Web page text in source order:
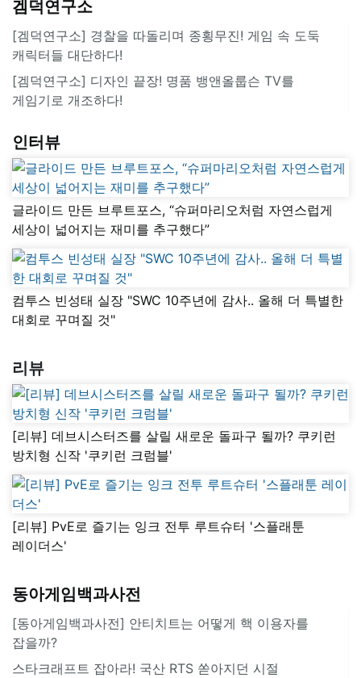
겜덕연구소
[겜덕연구소] 경찰을 따돌리며 종횡무진! 게임 속 도둑
캐릭터들 대단하다!
[겜덕연구소] 디자인 끝장! 명품 뱅앤올룹슨 TV를
게임기로 개조하다!
인터뷰
글라이드 만든 브루트포스, “슈퍼마리오처럼 자연스럽게
세상이 넓어지는 재미를 추구했다”
컴투스 빈성태 실장 "SWC 10주년에 감사.. 올해 더 특별한
대회로 꾸며질 것"
리뷰
[리뷰] 데브시스터즈를 살릴 새로운 돌파구 될까? 쿠키런
방치형 신작 '쿠키런 크럼블'
[리뷰] PvE로 즐기는 잉크 전투 루트슈터 '스플래툰
레이더스'
동아게임백과사전
[동아게임백과사전] 안티치트는 어떻게 핵 이용자를
잡을까?
스타크래프트 잡아라! 국산 RTS 쏟아지던 시절